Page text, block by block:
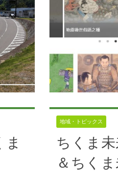
地域・トピックス
ちくま
＆ちく